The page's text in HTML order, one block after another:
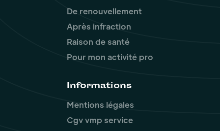
De renouvellement
Après infraction
Raison de santé
Pour mon activité pro
Informations
Mentions légales
Cgv vmp service